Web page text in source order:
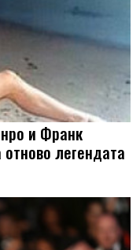
и Франк
легендата